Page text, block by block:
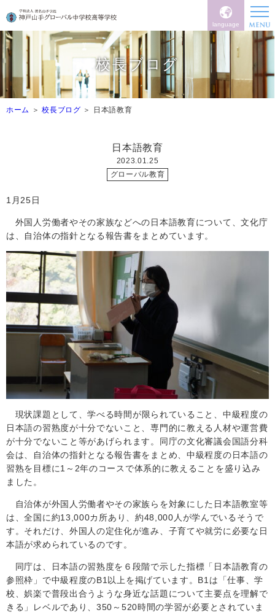
language
校長ブログ
ホーム 校長ブログ 日本語教育
日本語教育
2023.01.25
グローバル教育
1 月25日
外国人労働者やその家族などへの日本語教育について、文化庁
は、自治体の指針となる報告書をまとめています。
現状課題として、学べる時間が限られていること、中級程度の
日本語の習熟度が十分でないこと、専門的に教える人材や運営費
が十分でないこと等があげられます。同庁の文化審議会国語分科
会は、自治体の指針となる報告書をまとめ、中級程度の日本語の
習熟を目標に1 ～ 2年のコースで体系的に教えることを盛り込み
ました。
自治体が外国人労働者やその家族らを対象にした日本語教室等
は、全国に約13,000カ所あり、約48,000 人が学んでいるそうで
す。それだけ、外国人の定住化が進み、子育てや就労に必要な日
本語が求められているのです。
同庁は、日本語の習熟度を６段階で示した指標「日本語教育の
参照枠」で中級程度のB1 以上を掲げています。 B1 は「仕事、学
校、娯楽で普段出合うような身近な話題について主要点を理解で
きる」レベルであり、 350 ～ 520時間の学習が必要とされていま